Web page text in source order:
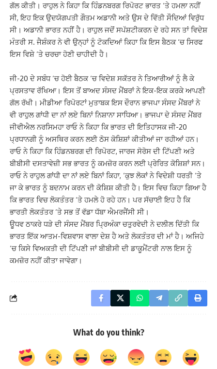
ਗੱਲ ਕੀਤੀ। ਰਾਹੁਲ ਨੇ ਕਿਹਾ ਕਿ ਹਿੰਡਨਬਰਗ ਰਿਪੋਰਟ ਭਾਰਤ ‘ਤੇ ਹਮਲਾ ਨਹੀਂ
ਸੀ, ਇਹ ਇਕ ਉਦਯੋਗਪਤੀ ਗੌਤਮ ਅਡਾਨੀ ਅਤੇ ਉਸ ਦੇ ਵਿੱਤੀ ਸੌਦਿਆਂ ਵਿਰੁੱਧ
ਸੀ। ਅਡਾਨੀ ਭਾਰਤ ਨਹੀਂ ਹੈ। ਰਾਹੁਲ ਜਦੋਂ ਸਪੱਸ਼ਟੀਕਰਨ ਦੇ ਰਹੇ ਸਨ ਤਾਂ ਵਿਦੇਸ਼
ਮੰਤਰੀ ਸ. ਜੈਸ਼ੰਕਰ ਨੇ ਵੀ ਉਨ੍ਹਾਂ ਨੂੰ ਟੋਕਦਿਆਂ ਕਿਹਾ ਕਿ ਇਸ ਬੈਠਕ ‘ਚ ਸਿਰਫ
ਇਸ ਵਿਸ਼ੇ ‘ਤੇ ਚਰਚਾ ਹੋਣੀ ਚਾਹੀਦੀ ਹੈ।
ਜੀ-20 ਦੇ ਸਬੰਧ ‘ਚ ਹੋਈ ਬੈਠਕ ‘ਚ ਵਿਦੇਸ਼ ਸਕੱਤਰ ਨੇ ਤਿਆਰੀਆਂ ਨੂੰ ਲੈ ਕੇ
ਪ੍ਰਸਤਾਵ ਰੱਖਿਆ। ਇਸ ਤੋਂ ਬਾਅਦ ਸੰਸਦ ਮੈਂਬਰਾਂ ਨੇ ਇਕ-ਇਕ ਕਰਕੇ ਆਪਣੀ
ਗੱਲ ਰੱਖੀ। ਮੀਡੀਆ ਰਿਪੋਰਟਾਂ ਮੁਤਾਬਕ ਇਸ ਦੌਰਾਨ ਭਾਜਪਾ ਸੰਸਦ ਮੈਂਬਰਾਂ ਨੇ
ਵੀ ਰਾਹੁਲ ਗਾਂਧੀ ਦਾ ਨਾਂ ਲਏ ਬਿਨਾਂ ਨਿਸ਼ਾਨਾ ਸਾਧਿਆ। ਭਾਜਪਾ ਦੇ ਸੰਸਦ ਮੈਂਬਰ
ਜੀਵੀਐਲ ਨਰਸਿਮਹਾ ਰਾਓ ਨੇ ਕਿਹਾ ਕਿ ਭਾਰਤ ਦੀ ਇਤਿਹਾਸਕ ਜੀ-20
ਪ੍ਰਧਾਨਗੀ ਨੂੰ ਅਸਥਿਰ ਕਰਨ ਲਈ ਠੋਸ ਕੋਸ਼ਿਸ਼ਾਂ ਕੀਤੀਆਂ ਜਾ ਰਹੀਆਂ ਹਨ।
ਰਾਓ ਨੇ ਕਿਹਾ ਕਿ ਹਿੰਡਨਬਰਗ ਦੀ ਰਿਪੋਰਟ, ਜਾਰਜ ਸੋਰੋਸ ਦੀ ਟਿੱਪਣੀ ਅਤੇ
ਬੀਬੀਸੀ ਦਸਤਾਵੇਜ਼ੀ ਸਭ ਭਾਰਤ ਨੂੰ ਕਮਜ਼ੋਰ ਕਰਨ ਲਈ ਪ੍ਰੇਰਿਤ ਕੋਸ਼ਿਸ਼ਾਂ ਸਨ।
ਰਾਓ ਨੇ ਰਾਹੁਲ ਗਾਂਧੀ ਦਾ ਨਾਂ ਲਏ ਬਿਨਾਂ ਕਿਹਾ, ‘ਕੁਝ ਲੋਕਾਂ ਨੇ ਵਿਦੇਸ਼ੀ ਧਰਤੀ ‘ਤੇ
ਜਾ ਕੇ ਭਾਰਤ ਨੂੰ ਬਦਨਾਮ ਕਰਨ ਦੀ ਕੋਸ਼ਿਸ਼ ਕੀਤੀ ਹੈ। ਇਸ ਵਿਚ ਕਿਹਾ ਗਿਆ ਹੈ
ਕਿ ਭਾਰਤ ਵਿਚ ਲੋਕਤੰਤਰ ‘ਤੇ ਹਮਲੇ ਹੋ ਰਹੇ ਹਨ। ਪਰ ਸੱਚਾਈ ਇਹ ਹੈ ਕਿ
ਭਾਰਤੀ ਲੋਕਤੰਤਰ ‘ਤੇ ਸਭ ਤੋਂ ਵੱਡਾ ਧੱਬਾ ਐਮਰਜੈਂਸੀ ਸੀ।
ਊਧਵ ਠਾਕਰੇ ਧੜੇ ਦੀ ਸੰਸਦ ਮੈਂਬਰ ਪ੍ਰਿਅੰਕਾ ਚਤੁਰਵੇਦੀ ਨੇ ਦਲੀਲ ਦਿੱਤੀ ਕਿ
ਭਾਰਤ ਇੱਕ ਆਤਮ-ਵਿਸ਼ਵਾਸ ਵਾਲਾ ਦੇਸ਼ ਹੈ ਅਤੇ ਲੋਕਤੰਤਰ ਦੀ ਮਾਂ ਹੈ। ਅਜਿਹੇ
‘ਚ ਕਿਸੇ ਵਿਅਕਤੀ ਦੀ ਟਿੱਪਣੀ ਜਾਂ ਬੀਬੀਸੀ ਦੀ ਡਾਕੂਮੈਂਟਰੀ ਨਾਲ ਇਸ ਨੂੰ
ਕਮਜ਼ੋਰ ਨਹੀਂ ਕੀਤਾ ਜਾਵੇਗਾ।
What do you think?